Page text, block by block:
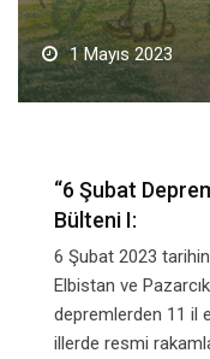
1 Mayıs 2023
“6 Şubat
Bülteni I:
6 Şubat 2023
Elbistan ve
depremlerden 11 il
illerde resmi